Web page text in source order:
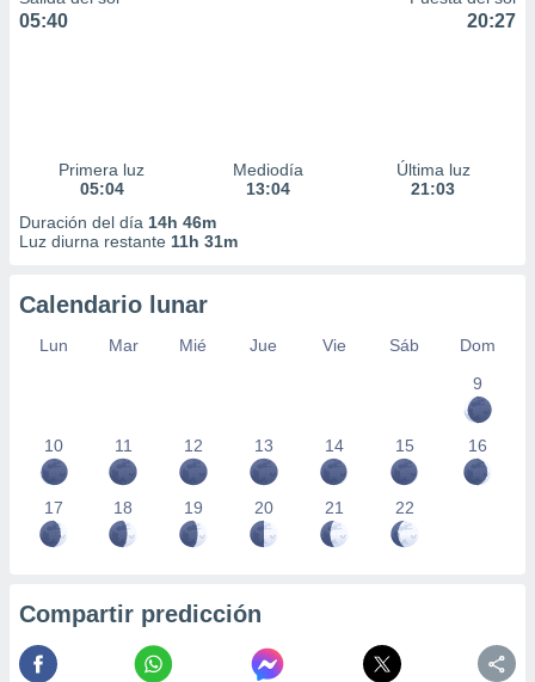
05:40 20:27
Primera luz
05:04
Mediodía
13:04
Última luz
21:03
Duración del día 14h 46m
Luz diurna restante 11h 31m
Calendario lunar
Lun Mar Mié Jue Vie Sáb
Dom
9
10 11 12 13 14 15 16
17 18 19 20 21 22
Compartir predicción